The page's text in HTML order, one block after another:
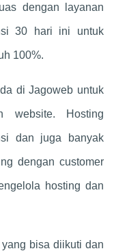
dengan layanan
30 hari ini untuk
100%.
di Jagoweb untuk
website. Hosting
dan juga banyak
dengan customer
hosting dan
bisa diikuti dan